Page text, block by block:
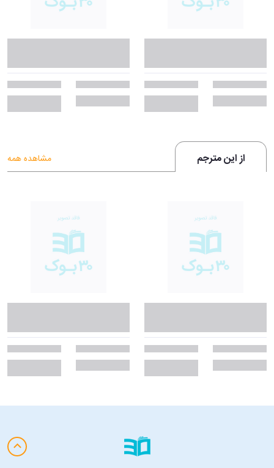
از این مترجم مشاهده همه